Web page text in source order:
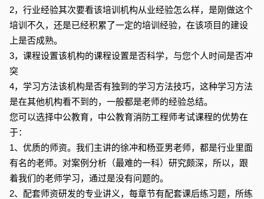
2，行业经验其次要看该培训机构从业经验怎么样，是刚做这个
培训不久，还是已经积累了一定的培训经验，在该项目的建设
上是否成熟。
3，课程设置该机构的课程设置是否科学，与您个人时间是否冲
突
4，学习方法该机构是否有独到的学习方法技巧，这种学习方法
是在其他机构看不到的，一般都是老师的经验总结。
您可以选择中公教育，中公教育消防工程师考试课程的优势在
于：
1、优质的师资。我们主讲的徐冲和杨亚男老师，都是行业里面
有名的老师。对案例分析（最难的一科）研究颇深，所以，跟
着我们的老师学习，通过是没有问题的。
2、配套师资研发的专业讲义，每章节有配套课后练习题，所练